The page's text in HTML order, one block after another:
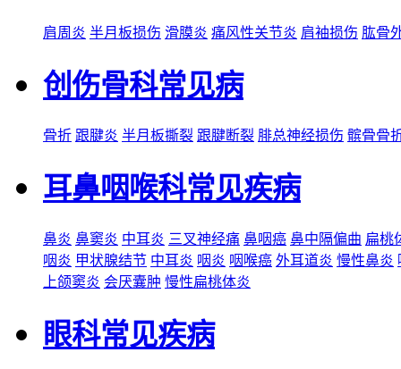
肩周炎 半月板损伤 滑膜炎 痛风性关节炎 肩袖损伤 肱骨
创伤骨科常见病
骨折 跟腱炎 半月板撕裂 跟腱断裂 腓总神经损伤 髌骨骨
耳鼻咽喉科常见疾病
鼻炎 鼻窦炎 中耳炎 三叉神经痛 鼻咽癌 鼻中隔偏曲 扁桃
咽炎 甲状腺结节 中耳炎 咽炎 咽喉癌 外耳道炎 慢性鼻炎
上颌窦炎 会厌囊肿 慢性扁桃体炎
眼科常见疾病